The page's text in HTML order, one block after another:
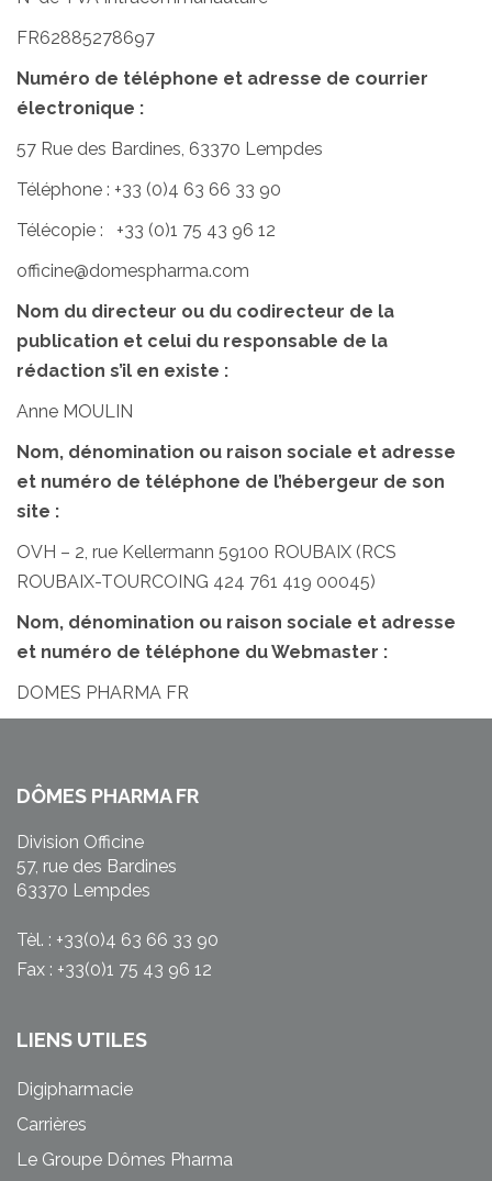
FR62885278697
Numéro de téléphone et adresse de courrier
électronique :
57 Rue des Bardines, 63370 Lempdes
Téléphone : +33 (0)4 63 66 33 90
Télécopie : +33 (0)1 75 43 96 12
officine@domespharma.com
Nom du directeur ou du codirecteur de la
publication et celui du responsable de la
rédaction s’il en existe :
Anne MOULIN
Nom, dénomination ou raison sociale et adresse
et numéro de téléphone de l’hébergeur de son
site :
OVH – 2, rue Kellermann 59100 ROUBAIX (RCS
ROUBAIX-TOURCOING 424 761 419 00045)
Nom, dénomination ou raison sociale et adresse
et numéro de téléphone du Webmaster :
DOMES PHARMA FR
DÔMES PHARMA FR
Division Officine
57, rue des Bardines
63370 Lempdes
Tèl. : +33(0)4 63 66 33 90
Fax : +33(0)1 75 43 96 12
LIENS UTILES
Digipharmacie
Carrières
Le Groupe Dômes Pharma